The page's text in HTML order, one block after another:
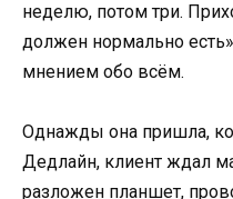
неделю, потом три.
должен нормально
мнением обо всём.
Однажды она пришла,
Дедлайн, клиент ждал
разложен планшет,